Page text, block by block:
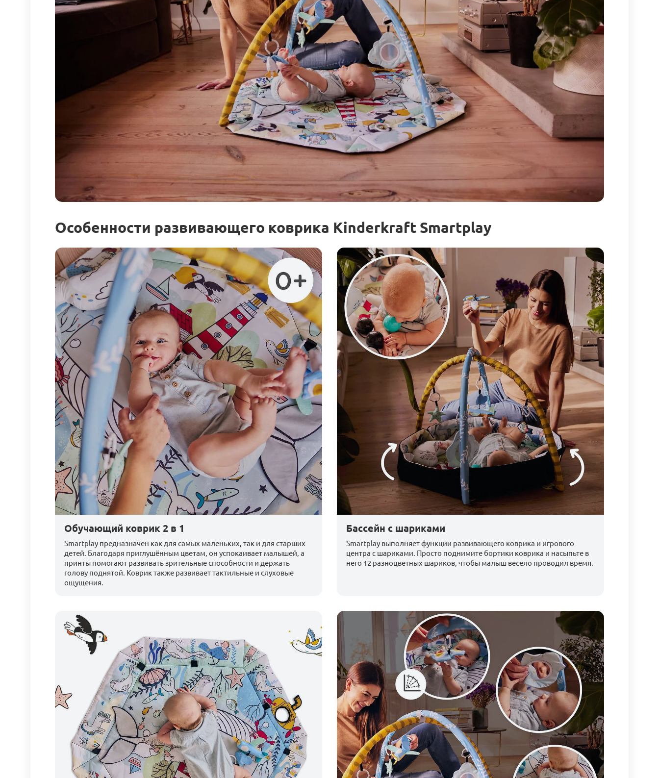
Особенности развивающего коврика Kinderkraft Smartplay
Обучающий коврик 2 в 1
Smartplay предназначен как для самых маленьких, так и для старших
детей. Благодаря приглушённым цветам, он успокаивает малышей, а
принты помогают развивать зрительные способности и держать
голову поднятой. Коврик также развивает тактильные и слуховые
ощущения.
Бассейн с шариками
Smartplay выполняет функции развивающего коврика и игрового
центра с шариками. Просто поднимите бортики коврика и насыпьте в
него 12 разноцветных шариков, чтобы малыш весело проводил время.